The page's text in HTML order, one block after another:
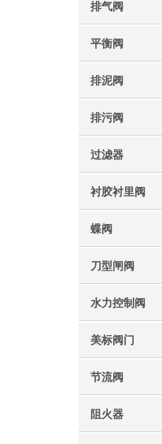
排气阀
平衡阀
排泥阀
排污阀
过滤器
衬胶衬里阀
蝶阀
刀型闸阀
水力控制阀
美标阀门
节流阀
阻火器